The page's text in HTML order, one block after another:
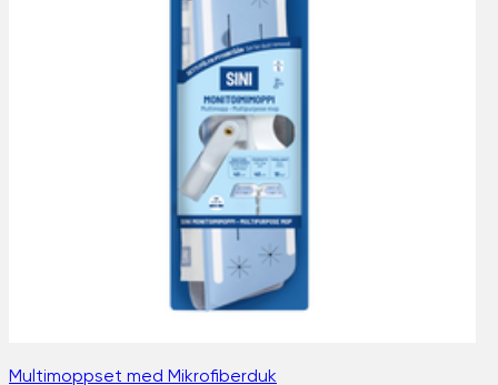
Multimoppset med Mikrofiberduk